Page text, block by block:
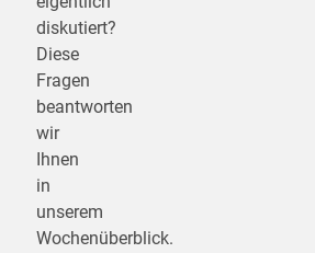
diskutiert?
Diese
Fragen
beantworten
wir
Ihnen
in
unserem
Wochenüberblick.